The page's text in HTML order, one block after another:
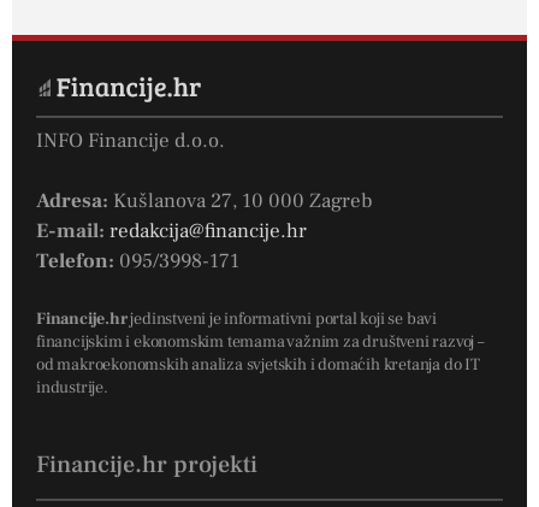
INFO Financije d.o.o.
Adresa: Kušlanova 27, 10 000 Zagreb
E-mail: redakcija@financije.hr
Telefon: 095/3998-171
Financije.hrjedinstveni je informativni portal koji se bavi
financijskim i ekonomskim temama važnim za društveni razvoj –
od makroekonomskih analiza svjetskih i domaćih kretanja do IT
industrije.
Financije.hr projekti